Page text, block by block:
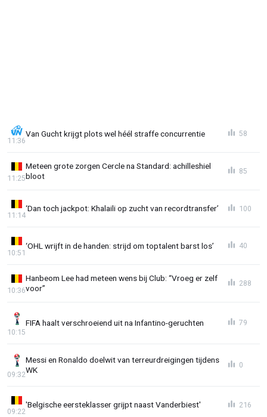
Van Gucht krijgt plots wel héél straffe concurrentie
11:36
58
Meteen grote zorgen Cercle na Standard: achilleshiel
bloot
11:25
85
‘Dan toch jackpot: Khalaili op zucht van recordtransfer’
11:14
100
‘OHL wrijft in de handen: strijd om toptalent barst los’
10:51
40
Hanbeom Lee had meteen wens bij Club: “Vroeg er zelf
voor”
10:36
288
FIFA haalt verschroeiend uit na Infantino-geruchten
10:15
79
Messi en Ronaldo doelwit van terreurdreigingen tijdens
WK
09:32
0
'Belgische eersteklasser grijpt naast Vanderbiest'
09:22
216